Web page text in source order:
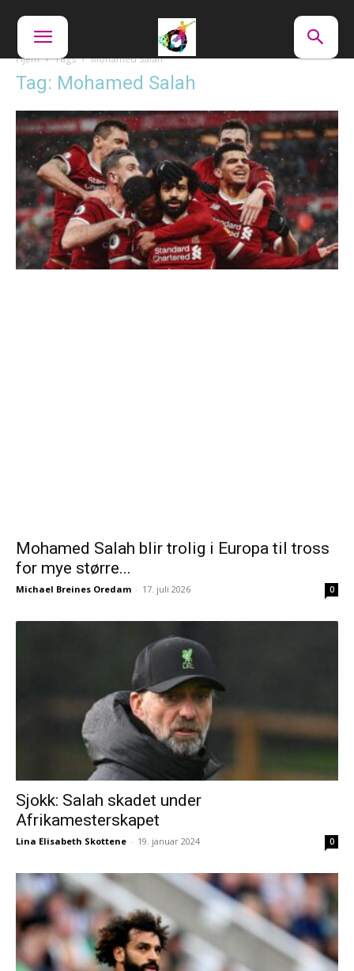
Hjem Tags Mohamed Salah
Tag: Mohamed Salah
Mohamed Salah blir trolig i Europa til tross
for mye større...
Michael Breines Oredam - 17. juli 2026 0
Sjokk: Salah skadet under
Afrikamesterskapet
Lina Elisabeth Skottene - 19. januar 2024 0